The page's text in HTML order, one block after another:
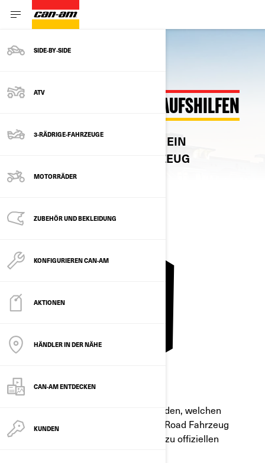
SIDE‑BY‑SIDE
ATV
3-RÄDRIGE-FAHRZEUGE
MOTORRÄDER
ZUBEHÖR UND BEKLEIDUNG
KONFIGURIEREN CAN-AM
AKTIONEN
HÄNDLER IN DER NÄHE
CAN-AM ENTDECKEN
KUNDEN
KAUFBERATUNG & EINKAUFSHILFEN
FINDEN SIE IHREN WEG UND EIN
UNVERGLEICHLICHES FAHRZEUG
Als Allererstes müssen Sie herausfinden, welchen
Führerschein Sie für ein Can-Am On-Road Fahrzeug
brauchen. Nutzen Sie dazu die Links zu offiziellen